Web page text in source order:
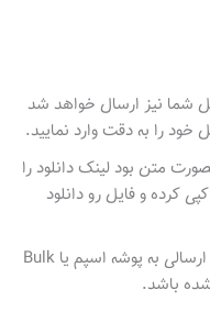
شما نیز ارسال خواهد شد
خود را به دقت وارد نمایید.
متن بود لینک دانلود را
کرده و فایل رو دانلود
ممکن است ایمیل ارسالی به پوشه اسپم یا Bulk
باشد.